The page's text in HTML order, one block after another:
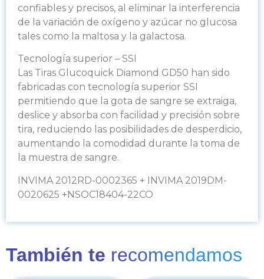
confiables y precisos, al eliminar la interferencia
de la variación de oxígeno y azúcar no glucosa
tales como la maltosa y la galactosa.
Tecnología superior – SSI
Las Tiras Glucoquick Diamond GD50 han sido
fabricadas con tecnología superior SSI
permitiendo que la gota de sangre se extraiga,
deslice y absorba con facilidad y precisión sobre
tira, reduciendo las posibilidades de desperdicio,
aumentando la comodidad durante la toma de
la muestra de sangre.
INVIMA 2012RD-0002365 + INVIMA 2019DM-
0020625 +NSOC18404-22CO
También te recomendamos